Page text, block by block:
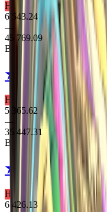
Надзвичайне Рукавички
6 543.24
—
45 769.09
Выпадает из 2 кейсів
★ Hand Wraps
Надзвичайне Рукавички
5 365.62
—
35 447.31
Выпадает из 2 кейсів
★ Sport Gloves
Надзвичайне Рукавички
6 426.13